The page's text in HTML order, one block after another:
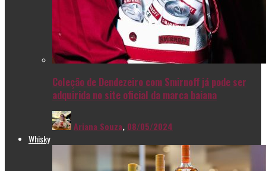
Coleção de Dendezeiro com Smirnoff já pode ser
adquirida no site oficial da marca baiana
Ariana Souza, 08/05/2024
Whisky